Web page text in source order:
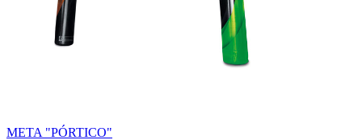
META "PÓRTICO"